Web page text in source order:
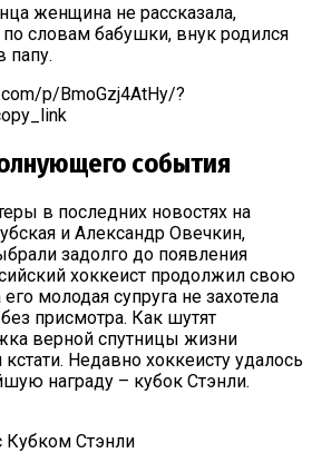
женщина не рассказала,
по словам бабушки, внук родился
папу.
p/BmoGzj4AtHy/?
события
в последних новостях на
и Александр Овечкин,
задолго до появления
хоккеист продолжил свою
молодая супруга не захотела
присмотра. Как шутят
верной спутницы жизни
Недавно хоккеисту удалось
награду – кубок Стэнли.
Кубком Стэнли